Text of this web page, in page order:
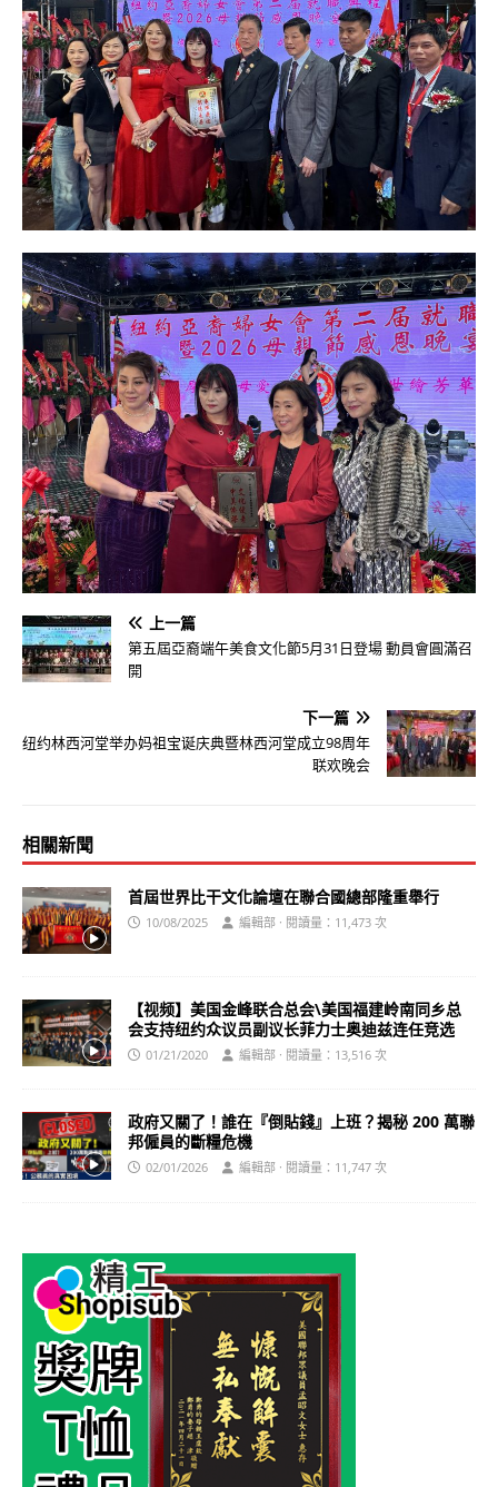
上一篇
第五屆亞裔端午美食文化節5月31日登場 動員會圓滿召
開
下一篇
纽约林西河堂举办妈祖宝诞庆典暨林西河堂成立98周年
联欢晚会
相關新聞
首屆世界比干文化論壇在聯合國總部隆重舉行
10/08/2025 編輯部 · 閱讀量：11,473 次
【视频】美国金峰联合总会\美国福建岭南同乡总
会支持纽约众议员副议长菲力士奥迪兹连任竞选
01/21/2020 編輯部 · 閱讀量：13,516 次
政府又關了！誰在『倒貼錢』上班？揭秘 200 萬聯
邦僱員的斷糧危機
02/01/2026 編輯部 · 閱讀量：11,747 次